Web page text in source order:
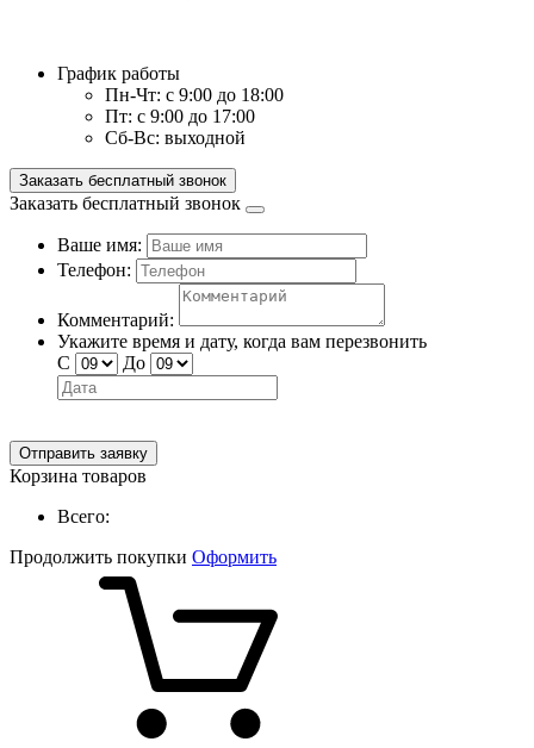
График работы
Пн-Чт: с 9:00 до 18:00
Пт: с 9:00 до 17:00
Сб-Вс: выходной
Заказать бесплатный звонок
Заказать бесплатный звонок
Ваше имя:
Телефон:
Комментарий:
Укажите время и дату, когда вам перезвонить
С
До
Отправить заявку
Корзина товаров
Всего:
Продолжить покупки Оформить